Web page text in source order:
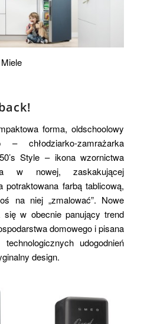
Miele
forma, oldschoolowy
zamrażarka
Style – ikona wzornictwa
w nowej, zaskakującej
potraktowana farbą tablicową,
na niej „zmalować”. Nowe
się w obecnie panujący trend
domowego i pisana
udogodnień
design.